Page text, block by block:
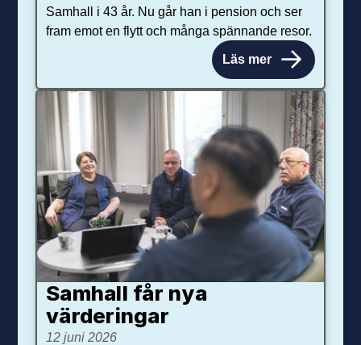
Samhall i 43 år. Nu går han i pension och ser
fram emot en flytt och många spännande resor.
Läs mer
Samhall får nya
värdering­ar
12 juni 2026